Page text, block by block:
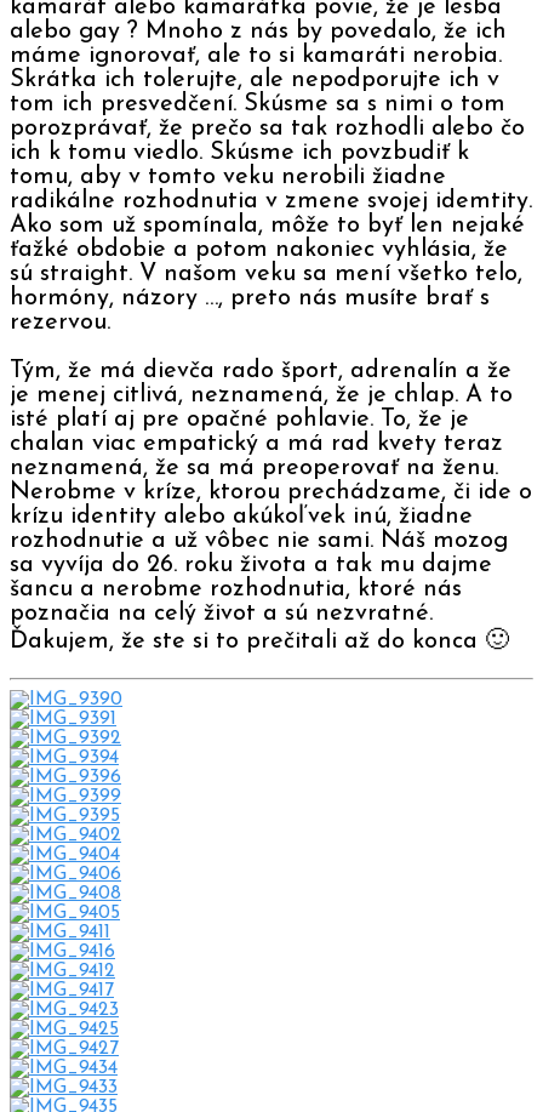
kamarát alebo kamarátka povie, že je lesba
alebo gay ? Mnoho z nás by povedalo, že ich
máme ignorovať, ale to si kamaráti nerobia.
Skrátka ich tolerujte, ale nepodporujte ich v
tom ich presvedčení. Skúsme sa s nimi o tom
porozprávať, že prečo sa tak rozhodli alebo čo
ich k tomu viedlo. Skúsme ich povzbudiť k
tomu, aby v tomto veku nerobili žiadne
radikálne rozhodnutia v zmene svojej idemtity.
Ako som už spomínala, môže to byť len nejaké
ťažké obdobie a potom nakoniec vyhlásia, že
sú straight. V našom veku sa mení všetko telo,
hormóny, názory …, preto nás musíte brať s
rezervou.
Tým, že má dievča rado šport, adrenalín a že
je menej citlivá, neznamená, že je chlap. A to
isté platí aj pre opačné pohlavie. To, že je
chalan viac empatický a má rad kvety teraz
neznamená, že sa má preoperovať na ženu.
Nerobme v kríze, ktorou prechádzame, či ide o
krízu identity alebo akúkoľvek inú, žiadne
rozhodnutie a už vôbec nie sami. Náš mozog
sa vyvíja do 26. roku života a tak mu dajme
šancu a nerobme rozhodnutia, ktoré nás
poznačia na celý život a sú nezvratné.
Ďakujem, že ste si to prečitali až do konca 🙂